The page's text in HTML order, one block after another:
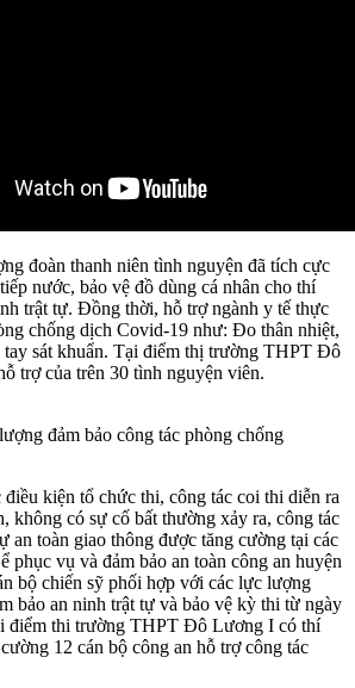
đoàn thanh niên tình nguyện đã tích cực
nước, bảo vệ đồ dùng cá nhân cho thí
trật tự. Đồng thời, hỗ trợ ngành y tế thực
chống dịch Covid-19 như: Đo thân nhiệt,
tay sát khuẩn. Tại điểm thị trường THPT Đô
trợ của trên 30 tình nguyện viên.
đảm bảo công tác phòng chống
điều kiện tổ chức thi, công tác coi thi diễn ra
không có sự cố bất thường xảy ra, công tác
an toàn giao thông được tăng cường tại các
vụ và đảm bảo an toàn công an huyện
bộ chiến sỹ phối hợp với các lực lượng
bảo an ninh trật tự và bảo vệ kỳ thi từ ngày
điểm thi trường THPT Đô Lương I có thí
12 cán bộ công an hỗ trợ công tác